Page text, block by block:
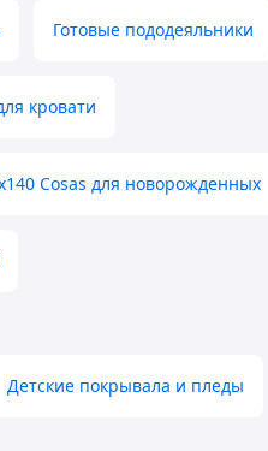
Готовые пододеяльники
кровати
Cosas для новорожденных
Детские покрывала и пледы